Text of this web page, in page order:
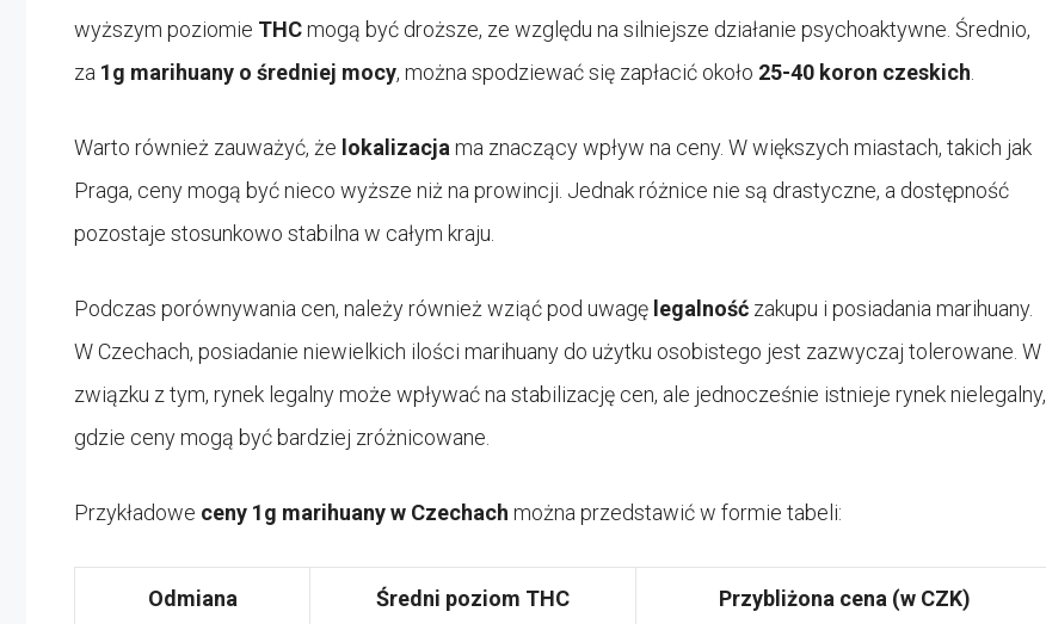
wyższym poziomie THCmogą być droższe, ze względu na silniejsze działanie psychoaktywne. Średnio,
za 1g marihuany o średniej mocy, można spodziewać się zapłacić około 25-40 koron czeskich
Warto również zauważyć, że lokalizacja ma znaczący wpływ na ceny. W większych miastach, takich jak
Praga, ceny mogą być nieco wyższe niż na prowincji. Jednak różnice nie są drastyczne, a dostępność
pozostaje stosunkowo stabilna w całym kraju.
Podczas porównywania cen, należy również wziąć pod uwagę legalność zakupu i posiadania marihuany.
W Czechach, posiadanie niewielkich ilości marihuany do użytku osobistego jest zazwyczaj tolerowane. W
związku z tym, rynek legalny może wpływać na stabilizację cen, ale jednocześnie istnieje rynek nielegalny,
gdzie ceny mogą być bardziej zróżnicowane.
Przykładowe ceny 1g marihuany w Czechach można przedstawić w formie tabeli:
Odmiana Średni poziom THC Przybliżona cena (w CZK)